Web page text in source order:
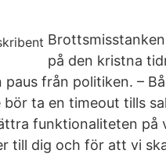
på den kristna
paus från politiken. –
bör ta en timeout tills
funktionaliteten på
till dig och för att vi